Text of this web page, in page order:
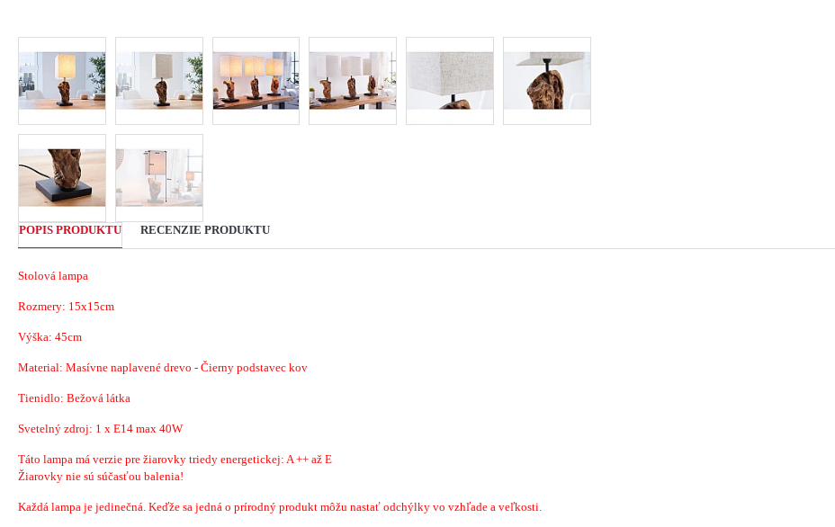
POPIS PRODUKTU RECENZIE PRODUKTU
Stolová lampa
Rozmery: 15x15cm
Výška: 45cm
Material: Masívne naplavené drevo - Čierny podstavec kov
Tienidlo: Bežová látka
Svetelný zdroj: 1 x E14 max 40W
Táto lampa má verzie pre žiarovky triedy energetickej: A ++ až E
Žiarovky nie sú súčasťou balenia!
Každá lampa je jedinečná Keďže sa jedná o prírodný produkt môžu nastať odchýlky vo vzhľade a veľkosti.